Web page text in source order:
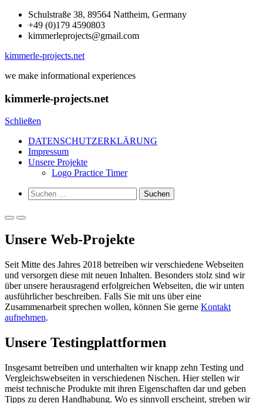
Zum
Inhalt
springen
Schulstraße 38, 89564 Nattheim, Germany
+49 (0)179 4590803
kimmerleprojects@gmail.com
kimmerle-projects.net
we make informational experiences
kimmerle-projects.net
Schließen
DATENSCHUTZERKLÄRUNG
Impressum
Unsere Projekte
Logo Practice Timer
Such-
Formular
Suchen
nach:
Primäres
für
Primäres
für
Unsere Web-Projekte
Seit Mitte des Jahres 2018 betreiben wir verschiedene Webseiten
und versorgen diese mit neuen Inhalten. Besonders stolz sind wir
über unsere herausragend erfolgreichen Webseiten, die wir unten
ausführlicher beschreiben. Falls Sie mit uns über eine
Zusammenarbeit sprechen wollen, können Sie gerne Kontakt
aufnehmen.
Unsere Testingplattformen
Insgesamt betreiben und unterhalten wir knapp zehn Testing und
Vergleichswebseiten in verschiedenen Nischen. Hier stellen wir
meist technische Produkte mit ihren Eigenschaften dar und geben
Tipps zu deren Handhabung. Wo es sinnvoll erscheint, streben wir